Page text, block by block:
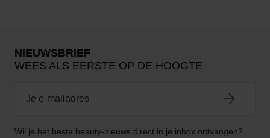
NIEUWSBRIEF
WEES ALS EERSTE OP DE HOOGTE
Wil je het beste beauty-nieuws direct in je inbox ontvangen?